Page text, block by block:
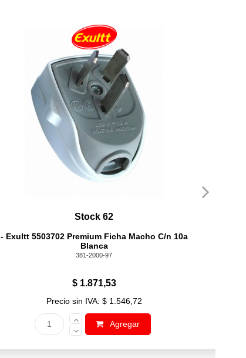
Stock 62
- Exultt 5503702 Premium Ficha Macho C/n 10a
Blanca
381-2000-97
$ 1.871,53
Precio sin IVA: $ 1.546,72
Agregar